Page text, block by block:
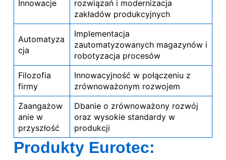
Innowacje
rozwiązań i modernizacja
zakładów produkcyjnych
Automatyza
cja
Implementacja
zautomatyzowanych magazynów i
robotyzacja procesów
Filozofia
firmy
Innowacyjność w połączeniu z
zrównoważonym rozwojem
Zaangażow
anie w
przyszłość
Dbanie o zrównoważony rozwój
oraz wysokie standardy w
produkcji
Produkty Eurotec: